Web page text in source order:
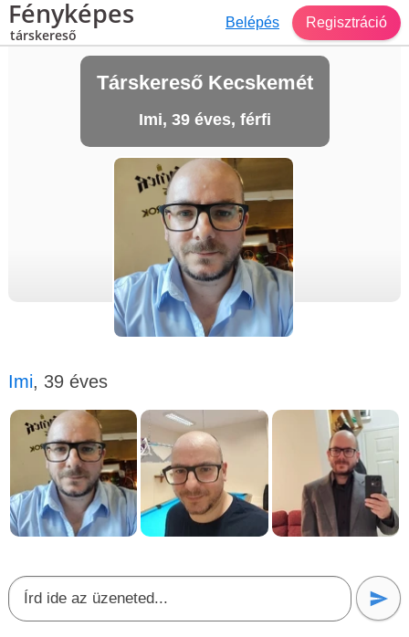
Fényképes
társkereső
Belépés Regisztráció
Társkereső Kecskemét
Imi, 39 éves, férfi
Imi, 39 éves